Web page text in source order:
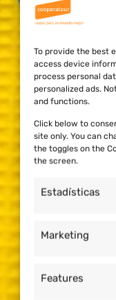
To provide the best
access device
process personal
personalized ads.
and functions.
Click below to
site only. You can
the toggles on the
the screen.
Estadísticas
Marketing
Features